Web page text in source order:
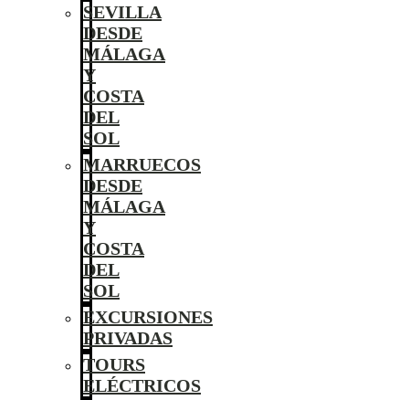
SEVILLA
DESDE
MÁLAGA
Y
COSTA
DEL
SOL
MARRUECOS
DESDE
MÁLAGA
Y
COSTA
DEL
SOL
EXCURSIONES
PRIVADAS
TOURS
ELÉCTRICOS